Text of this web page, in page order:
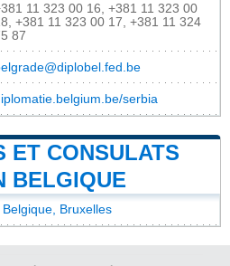
11 323 00 16, +381 11 323 00
+381 11 323 00 17, +381 11 324
87
serbia
ET CONSULATS
BELGIQUE
Bruxelles